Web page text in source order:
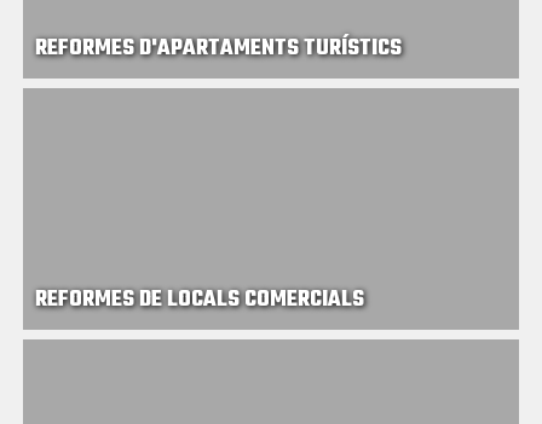
REFORMES D'APARTAMENTS TURÍSTICS
REFORMES DE LOCALS COMERCIALS